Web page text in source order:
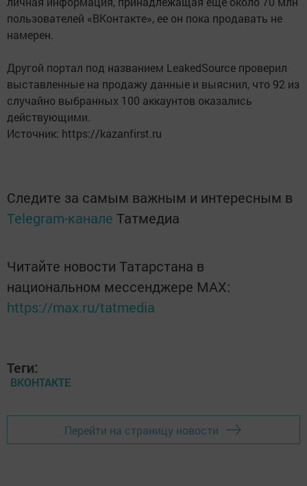
пользователей «ВКонтакте», ее он пока продавать не
намерен.
Другой портал под названием LeakedSource проверил
выставленные на продажу данные и выяснил, что 92 из
случайно выбранных 100 аккаунтов оказались
действующими.
Источник: https://kazanfirst.ru
Следите за самым важным и интересным в
Telegram-канале Татмедиа
Читайте новости Татарстана в
национальном мессенджере MАХ:
https://max.ru/tatmedia
Теги:
ВКОНТАКТЕ
Перейти на страницу новости